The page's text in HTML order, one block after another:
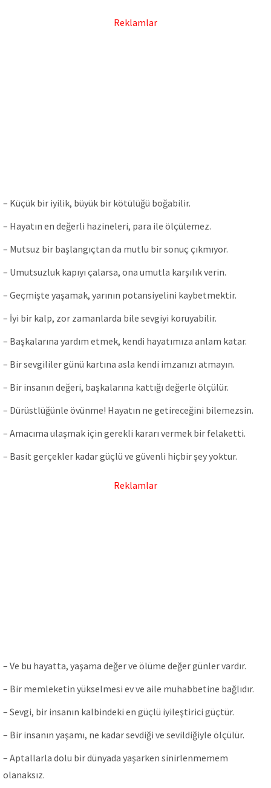
Reklamlar
– Küçük bir iyilik, büyük bir kötülüğü boğabilir.
– Hayatın en değerli hazineleri, para ile ölçülemez.
– Mutsuz bir başlangıçtan da mutlu bir sonuç çıkmıyor.
– Umutsuzluk kapıyı çalarsa, ona umutla karşılık verin.
– Geçmişte yaşamak, yarının potansiyelini kaybetmektir.
– İyi bir kalp, zor zamanlarda bile sevgiyi koruyabilir.
– Başkalarına yardım etmek, kendi hayatımıza anlam katar.
– Bir sevgililer günü kartına asla kendi imzanızı atmayın.
– Bir insanın değeri, başkalarına kattığı değerle ölçülür.
– Dürüstlüğünle övünme! Hayatın ne getireceğini bilemezsin.
– Amacıma ulaşmak için gerekli kararı vermek bir felaketti.
– Basit gerçekler kadar güçlü ve güvenli hiçbir şey yoktur.
Reklamlar
– Ve bu hayatta, yaşama değer ve ölüme değer günler vardır.
– Bir memleketin yükselmesi ev ve aile muhabbetine bağlıdır.
– Sevgi, bir insanın kalbindeki en güçlü iyileştirici güçtür.
– Bir insanın yaşamı, ne kadar sevdiği ve sevildiğiyle ölçülür.
– Aptallarla dolu bir dünyada yaşarken sinirlenmemem
olanaksız.